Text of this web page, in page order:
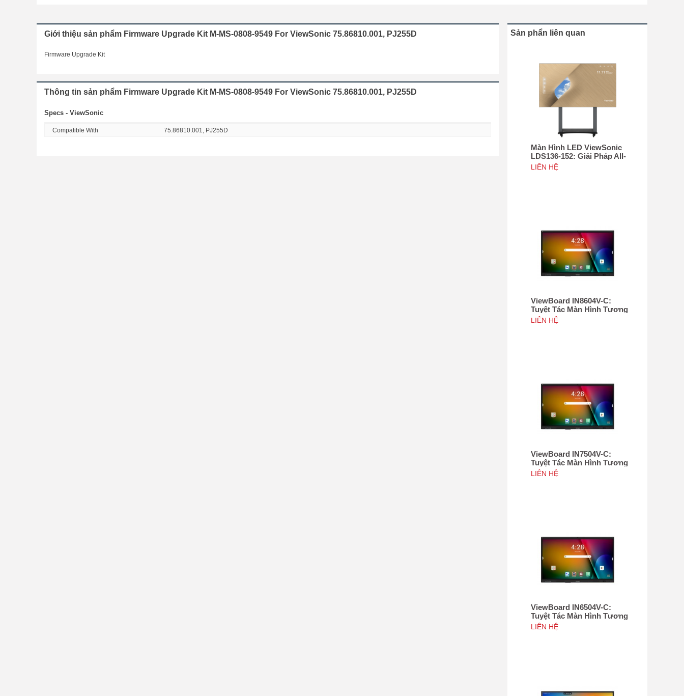
Giới thiệu sản phẩm Firmware Upgrade Kit M-MS-0808-9549 For ViewSonic 75.86810.001, PJ255D
Firmware Upgrade Kit
Thông tin sản phẩm Firmware Upgrade Kit M-MS-0808-9549 For ViewSonic 75.86810.001, PJ255D
Specs - ViewSonic
Compatible With 75.86810.001, PJ255D
Sản phẩn liên quan
Màn Hình LED ViewSonic
LDS136-152: Giải Pháp All-
in-One Di Động Hàng Đầu
LIÊN HỆ
ViewBoard IN8604V-C:
Tuyệt Tác Màn Hình Tương
Tác 86", Tích hợp camera
4K độ phân giải 50MP, NFC
LIÊN HỆ
ViewBoard IN7504V-C:
Tuyệt Tác Màn Hình Tương
Tác 75", Tích hợp camera
4K độ phân giải 50MP, NFC
LIÊN HỆ
ViewBoard IN6504V-C:
Tuyệt Tác Màn Hình Tương
Tác 65inch, Tích hợp
camera 4K độ phân giải
LIÊN HỆ